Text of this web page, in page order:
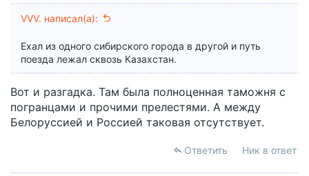
VVV. написал(а):
Ехал из одного сибирского города в другой и путь
поезда лежал сквозь Казахстан.
Вот и разгадка. Там была полноценная таможня с
погранцами и прочими прелестями. А между
Белоруссией и Россией таковая отсутствует.
Ответить Ник в ответ